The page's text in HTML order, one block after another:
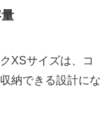
XSサイズは、コ
納できる設計にな